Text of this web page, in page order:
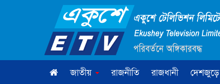
জাতীয় রাজনীতি রাজধানী দেশজুড়ে